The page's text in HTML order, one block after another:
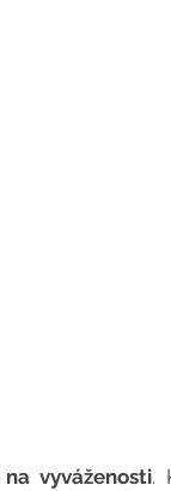
vyváženosti.